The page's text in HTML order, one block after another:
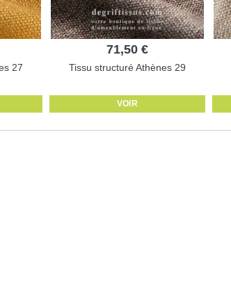
27
71,50 €
Tissu structuré Athènes 29
VOIR